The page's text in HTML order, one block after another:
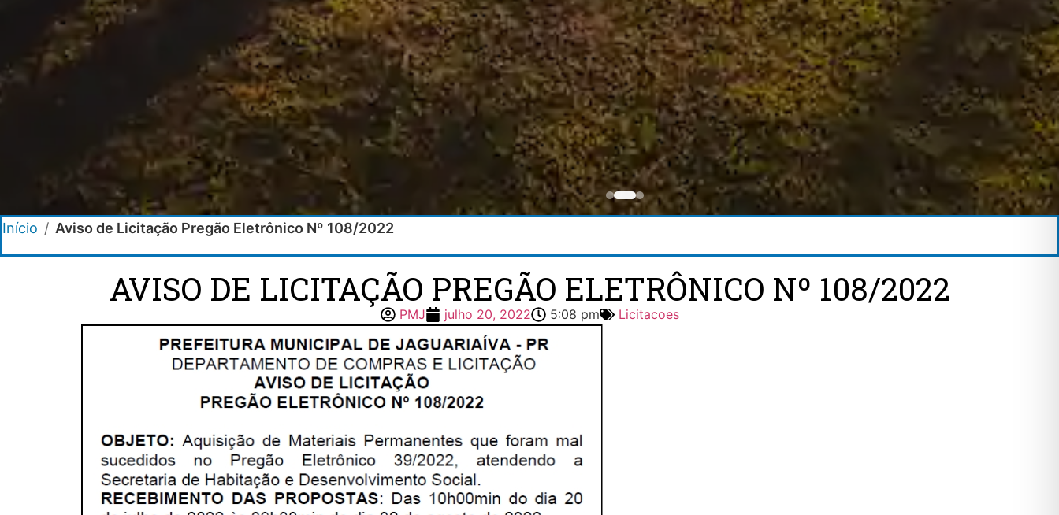
Início / Aviso de Licitação Pregão Eletrônico Nº 108/2022
AVISO DE LICITAÇÃO PREGÃO ELETRÔNICO Nº 108/2022
PMJ julho 20, 2022 5:08 pm Licitacoes